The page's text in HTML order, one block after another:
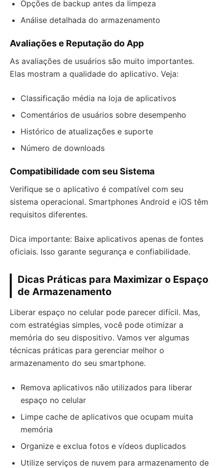
Opções de backup antes da limpeza
Análise detalhada do armazenamento
Avaliações e Reputação do App
As avaliações de usuários são muito importantes.
Elas mostram a qualidade do aplicativo. Veja:
Classificação média na loja de aplicativos
Comentários de usuários sobre desempenho
Histórico de atualizações e suporte
Número de downloads
Compatibilidade com seu Sistema
Verifique se o aplicativo é compatível com seu
sistema operacional. Smartphones Android e iOS têm
requisitos diferentes.
Dica importante: Baixe aplicativos apenas de fontes
oficiais. Isso garante segurança e confiabilidade.
Dicas Práticas para Maximizar o Espaço
de Armazenamento
Liberar espaço no celular pode parecer difícil. Mas,
com estratégias simples, você pode otimizar a
memória do seu dispositivo. Vamos ver algumas
técnicas práticas para gerenciar melhor o
armazenamento do seu smartphone.
Remova aplicativos não utilizados para liberar
espaço no celular
Limpe cache de aplicativos que ocupam muita
memória
Organize e exclua fotos e vídeos duplicados
Utilize serviços de nuvem para armazenamento de